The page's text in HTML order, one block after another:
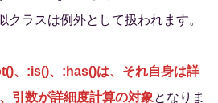
クラスは例外として扱われます。
、:is()、:has()は、それ自身は詳
引数が詳細度計算の対象となりま